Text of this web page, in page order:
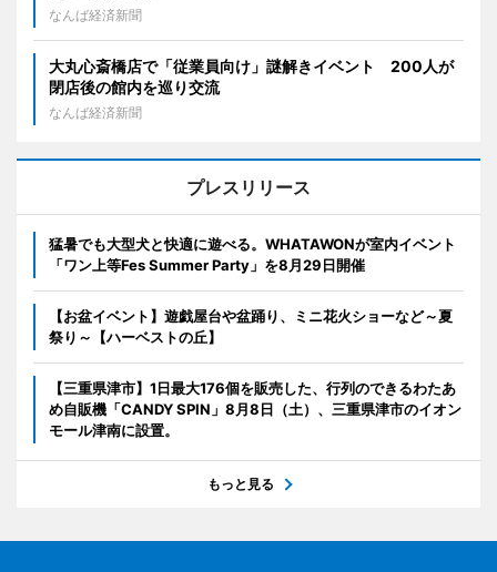
なんば経済新聞
大丸心斎橋店で「従業員向け」謎解きイベント 200人が
閉店後の館内を巡り交流
なんば経済新聞
プレスリリース
猛暑でも大型犬と快適に遊べる。WHATAWONが室内イベント
「ワン上等Fes Summer Party」を8月29日開催
【お盆イベント】遊戯屋台や盆踊り、ミニ花火ショーなど～夏
祭り～【ハーベストの丘】
【三重県津市】1日最大176個を販売した、行列のできるわたあ
め自販機「CANDY SPIN」8月8日（土）、三重県津市のイオン
モール津南に設置。
もっと見る